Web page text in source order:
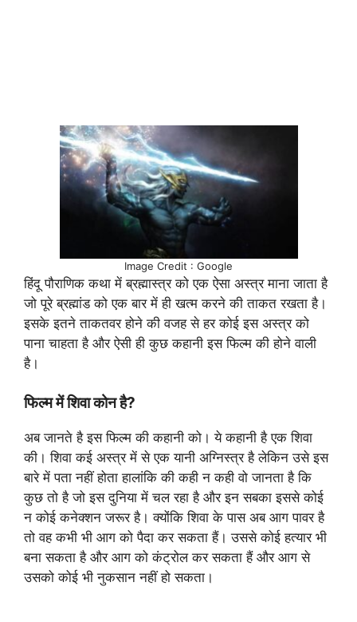
Image Credit : Google
हिंदू पौराणिक कथा में ब्रह्मास्त्र को एक ऐसा अस्त्र माना जाता है
जो पूरे ब्रह्मांड को एक बार में ही खत्म करने की ताकत रखता है।
इसके इतने ताकतवर होने की वजह से हर कोई इस अस्त्र को
पाना चाहता है और ऐसी ही कुछ कहानी इस फिल्म की होने वाली
है।
फिल्म में शिवा कोन है?
अब जानते है इस फिल्म की कहानी को। ये कहानी है एक शिवा
की। शिवा कई अस्त्र में से एक यानी अग्निस्त्र है लेकिन उसे इस
बारे में पता नहीं होता हालांकि की कही न कही वो जानता है कि
कुछ तो है जो इस दुनिया में चल रहा है और इन सबका इससे कोई
न कोई कनेक्शन जरूर है। क्योंकि शिवा के पास अब आग पावर है
तो वह कभी भी आग को पैदा कर सकता हैं। उससे कोई हत्यार भी
बना सकता है और आग को कंट्रोल कर सकता हैं और आग से
उसको कोई भी नुकसान नहीं हो सकता।